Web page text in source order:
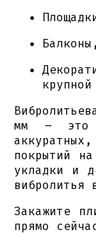
мм – это
покрытий
укладки и
вибролитья
Закажите
прямо